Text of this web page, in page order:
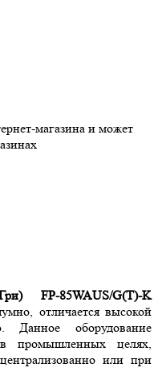
магазина и может
FP-85WAUS/G(T)-K
отличается высокой
Данное оборудование
в промышленных целях,
или при